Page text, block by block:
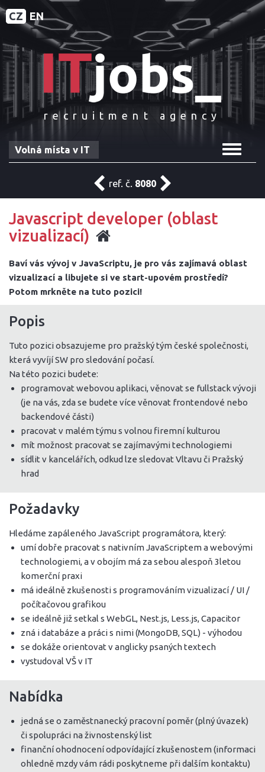
CZ EN
recruitment agency
Toggle
Volná místa v IT
ref. č. 8080
Javascript developer (oblast
vizualizací)
Baví vás vývoj v JavaScriptu, je pro vás zajímavá oblast
vizualizací a libujete si ve start-upovém prostředí?
Potom mrkněte na tuto pozici!
Popis
Tuto pozici obsazujeme pro pražský tým české společnosti,
která vyvíjí SW pro sledování počasí.
Na této pozici budete:
programovat webovou aplikaci, věnovat se fullstack vývoji
(je na vás, zda se budete více věnovat frontendové nebo
backendové části)
pracovat v malém týmu s volnou firemní kulturou
mít možnost pracovat se zajímavými technologiemi
sídlit v kancelářích, odkud lze sledovat Vltavu či Pražský
hrad
Požadavky
Hledáme zapáleného JavaScript programátora, který:
umí dobře pracovat s nativním JavaScriptem a webovými
technologiemi, a v obojím má za sebou alespoň 3letou
komerční praxi
má ideálně zkušenosti s programováním vizualizací / UI /
počítačovou grafikou
se ideálně již setkal s WebGL, Nest.js, Less.js, Capacitor
zná i databáze a práci s nimi (MongoDB, SQL) - výhodou
se dokáže orientovat v anglicky psaných textech
vystudoval VŠ v IT
Nabídka
jedná se o zaměstnanecký pracovní poměr (plný úvazek)
či spolupráci na živnostenský list
finanční ohodnocení odpovídající zkušenostem (informaci
ohledně mzdy vám rádi poskytneme při dalším kontaktu)